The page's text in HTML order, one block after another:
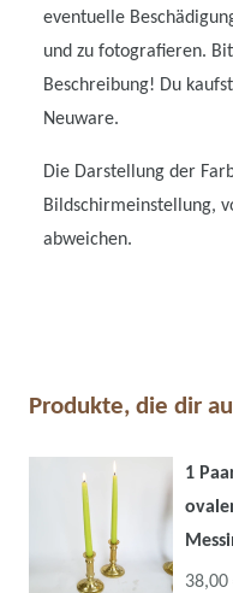
eventuelle
und zu fotografieren.
Beschreibung! Du
Neuware.
Die Darstellung der
Bildschirmeinstellung,
abweichen.
Produkte, die dir
1
38,00